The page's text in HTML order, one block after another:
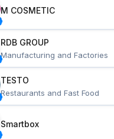
M COSMETIC
RDB GROUP
Manufacturing and Factories
TESTO
Restaurants and Fast Food
Smartbox